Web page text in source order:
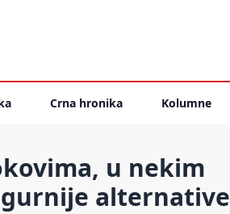
Crna hronika Kolumne
u nekim
alternative